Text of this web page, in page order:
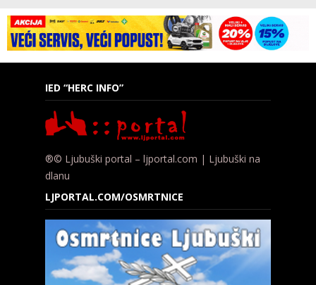
IED “HERC INFO”
®© Ljubuški portal – ljportal.com | Ljubuški na
dlanu
LJPORTAL.COM/OSMRTNICE